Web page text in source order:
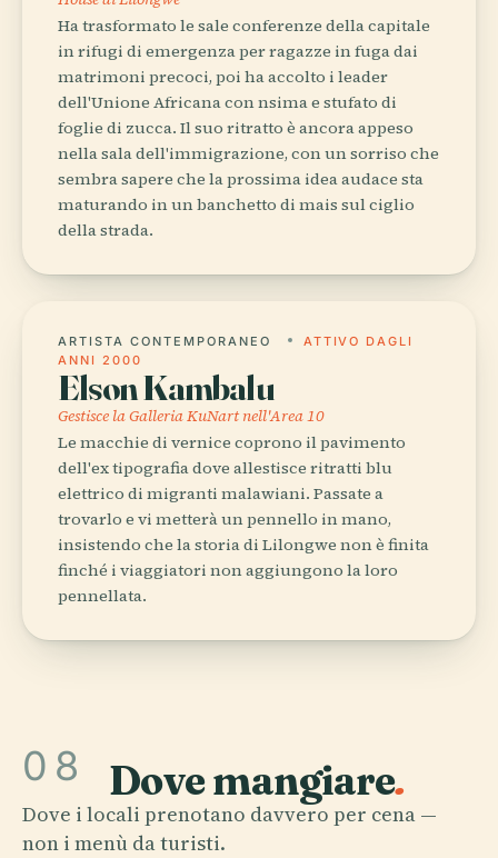
Ha trasformato le sale conferenze della capitale
in rifugi di emergenza per ragazze in fuga dai
matrimoni precoci, poi ha accolto i leader
dell'Unione Africana con nsima e stufato di
foglie di zucca. Il suo ritratto è ancora appeso
nella sala dell'immigrazione, con un sorriso che
sembra sapere che la prossima idea audace sta
maturando in un banchetto di mais sul ciglio
della strada.
ARTISTA CONTEMPORANEO
ATTIVO DAGLI
ANNI 2000
Elson Kambalu
Gestisce la Galleria KuNart nell'Area 10
Le macchie di vernice coprono il pavimento
dell'ex tipografia dove allestisce ritratti blu
elettrico di migranti malawiani. Passate a
trovarlo e vi metterà un pennello in mano,
insistendo che la storia di Lilongwe non è finita
finché i viaggiatori non aggiungono la loro
pennellata.
08 Dove mangiare.
Dove i locali prenotano davvero per cena —
non i menù da turisti.